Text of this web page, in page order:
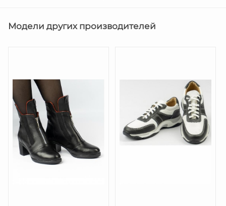
Модели других производителей